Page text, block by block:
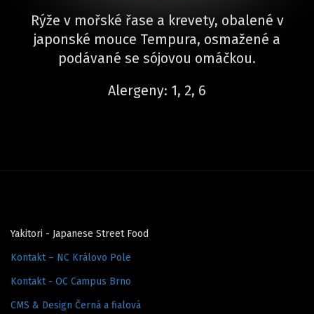
Rýže v mořské řase a krevety, obalené v
japonské mouce Tempura, osmažené a
podávané se sójovou omáčkou.
Alergeny: 1, 2, 6
Yakitori - Japanese Street Food
Kontakt – NC Královo Pole
Kontakt - OC Campus Brno
CMS & Design Černá a fialová